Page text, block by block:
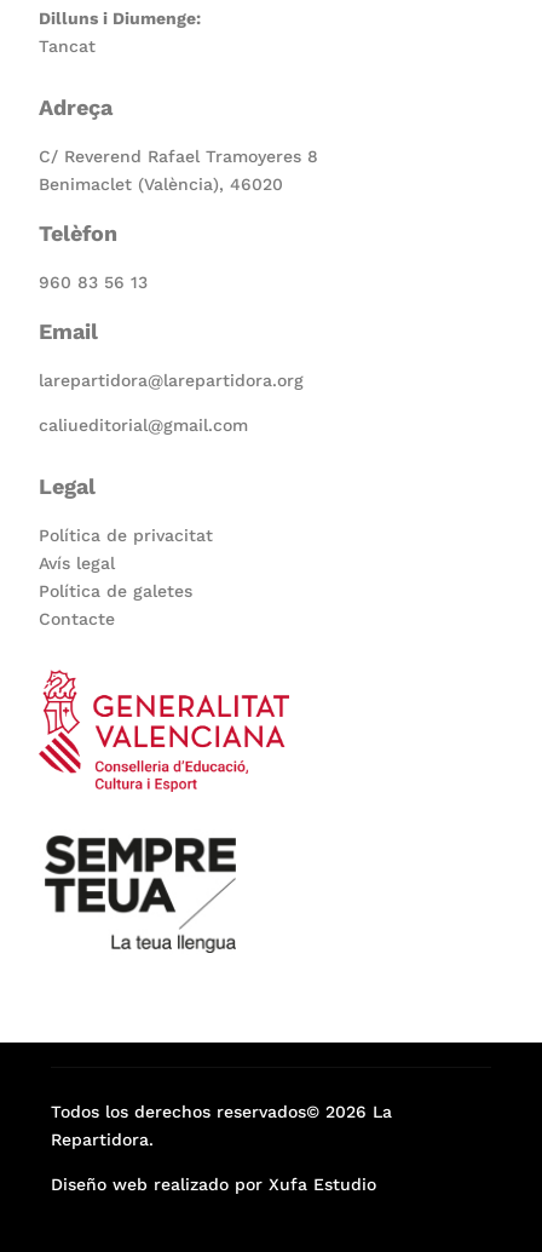
Dilluns i Diumenge:
Tancat
Adreça
C/ Reverend Rafael Tramoyeres 8
Benimaclet (València), 46020
Telèfon
960 83 56 13
Email
larepartidora@larepartidora.org
caliueditorial@gmail.com
Legal
Política de privacitat
Avís legal
Política de galetes
Contacte
Todos los derechos reservados© 2026 La
Repartidora.
Diseño web realizado por Xufa Estudio